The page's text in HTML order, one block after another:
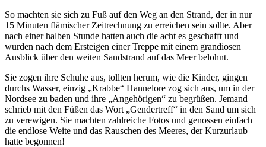
So machten sie sich zu Fuß auf den Weg an den Strand, der in nur
15 Minuten flämischer Zeitrechnung zu erreichen sein sollte. Aber
nach einer halben Stunde hatten auch die acht es geschafft und
wurden nach dem Ersteigen einer Treppe mit einem grandiosen
Ausblick über den weiten Sandstrand auf das Meer belohnt.
Sie zogen ihre Schuhe aus, tollten herum, wie die Kinder, gingen
durchs Wasser, einzig „Krabbe“ Hannelore zog sich aus, um in der
Nordsee zu baden und ihre „Angehörigen“ zu begrüßen. Jemand
schrieb mit den Füßen das Wort „Gendertreff“ in den Sand um sich
zu verewigen. Sie machten zahlreiche Fotos und genossen einfach
die endlose Weite und das Rauschen des Meeres, der Kurzurlaub
hatte begonnen!